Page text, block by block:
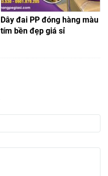
Dây đai PP đóng hàng màu
tím bền đẹp giá sỉ